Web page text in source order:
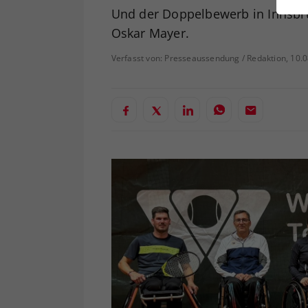
Und der Doppelbewerb in
Oskar Mayer.
Verfasst von: Presseaussendung / Redaktion,